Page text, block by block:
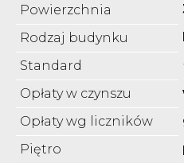
Powierzchnia
Rodzaj budynku
Standard
Opłaty w czynszu
Opłaty wg liczników
Piętro